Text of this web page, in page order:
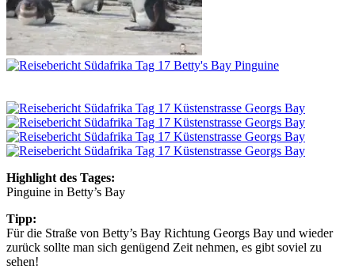
Highlight des Tages:
Pinguine in Betty’s Bay
Tipp:
Für die Straße von Betty’s Bay Richtung Georgs Bay und wieder
zurück sollte man sich genügend Zeit nehmen, es gibt soviel zu
sehen!